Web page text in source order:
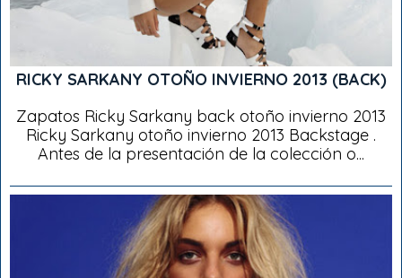
RICKY SARKANY OTOÑO INVIERNO 2013 (BACK)
Zapatos Ricky Sarkany back otoño invierno 2013
Ricky Sarkany otoño invierno 2013 Backstage .
Antes de la presentación de la colección o...